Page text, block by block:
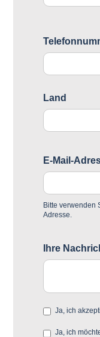
Land
E-Mail-
Bitte verwenden
Adresse.
Ihre
Ja, ich
Ja, ich